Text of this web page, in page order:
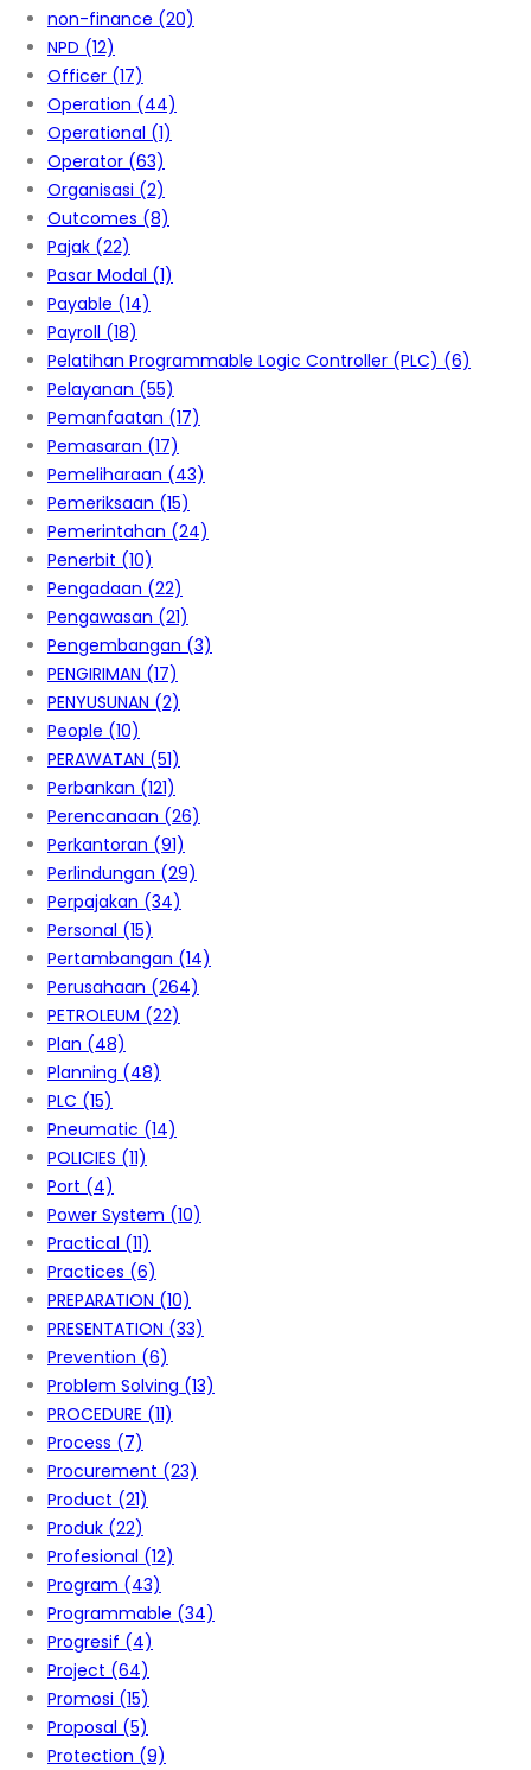
non-finance (20)
NPD (12)
Officer (17)
Operation (44)
Operational (1)
Operator (63)
Organisasi (2)
Outcomes (8)
Pajak (22)
Pasar Modal (1)
Payable (14)
Payroll (18)
Pelatihan Programmable Logic Controller (PLC) (6)
Pelayanan (55)
Pemanfaatan (17)
Pemasaran (17)
Pemeliharaan (43)
Pemeriksaan (15)
Pemerintahan (24)
Penerbit (10)
Pengadaan (22)
Pengawasan (21)
Pengembangan (3)
PENGIRIMAN (17)
PENYUSUNAN (2)
People (10)
PERAWATAN (51)
Perbankan (121)
Perencanaan (26)
Perkantoran (91)
Perlindungan (29)
Perpajakan (34)
Personal (15)
Pertambangan (14)
Perusahaan (264)
PETROLEUM (22)
Plan (48)
Planning (48)
PLC (15)
Pneumatic (14)
POLICIES (11)
Port (4)
Power System (10)
Practical (11)
Practices (6)
PREPARATION (10)
PRESENTATION (33)
Prevention (6)
Problem Solving (13)
PROCEDURE (11)
Process (7)
Procurement (23)
Product (21)
Produk (22)
Profesional (12)
Program (43)
Programmable (34)
Progresif (4)
Project (64)
Promosi (15)
Proposal (5)
Protection (9)